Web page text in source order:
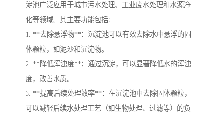
淀池广泛应用于城市污水处理、工业废水处理和水源净
化等领域。其主要功能包括：
1. **去除悬浮物**：沉淀池可以有效去除水中悬浮的固
体颗粒，如泥沙和沉淀物。
2. **降低浑浊度**：通过沉淀，可以显著降低水的浑浊
度，改善水质。
3. **提高后续处理效率**：在沉淀池中去除固体颗粒，
可以减轻后续水处理工艺（如生物处理、过滤等）的负